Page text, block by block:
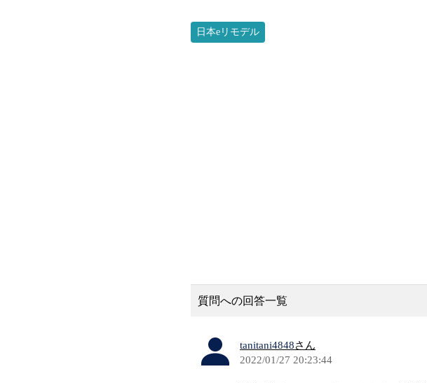
日本eリモデル
質問への回答一覧
tanitani4848さん
2022/01/27 20:23:44